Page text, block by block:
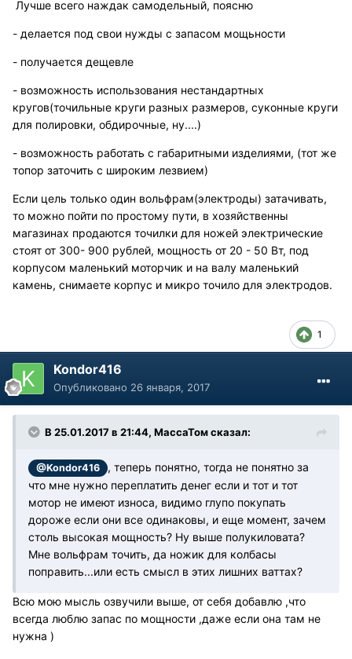
Лучше всего наждак самодельный, поясню
- делается под свои нужды с запасом мощьности
- получается дещевле
- возможность использования нестандартных
кругов(точильные круги разных размеров, суконные круги
для полировки, обдирочные, ну....)
- возможность работать с габаритными изделиями, (тот же
топор заточить с широким лезвием)
Если цель только один вольфрам(электроды) затачивать,
то можно пойти по простому пути, в хозяйственны
магазинах продаются точилки для ножей электрические
стоят от 300- 900 рублей, мощность от 20 - 50 Вт, под
корпусом маленький моторчик и на валу маленький
камень, снимаете корпус и микро точило для электродов.
1
Kondor416
Опубликовано 26 января, 2017
В 25.01.2017 в 21:44, МассаТом сказал:
@Kondor416
, теперь понятно, тогда не понятно за
что мне нужно переплатить денег если и тот и тот
мотор не имеют износа, видимо глупо покупать
дороже если они все одинаковы, и еще момент, зачем
столь высокая мощность? Ну выше полукиловата?
Мне вольфрам точить, да ножик для колбасы
поправить...или есть смысл в этих лишних ваттах?
Всю мою мысль озвучили выше, от себя добавлю ,что
всегда люблю запас по мощности ,даже если она там не
нужна )